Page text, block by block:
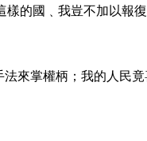
的國﹑我豈不加以報復
來掌權柄；我的人民